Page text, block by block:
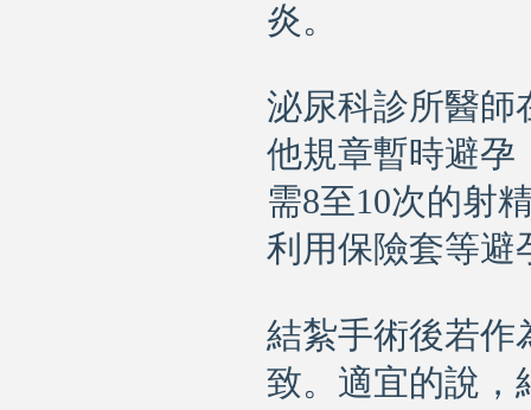
炎。
泌尿科診所醫師
他規章暫時避孕
需8至10次的射
利用保險套等避
結紮手術後若作
致。適宜的說，